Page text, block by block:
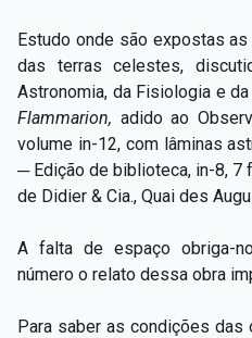
Estudo onde são expostas
das terras celestes,
Astronomia, da Fisiologia e
Flammarion, adido ao
volume in-12, com lâminas
─ Edição de biblioteca, in-8, 7
de Didier & Cia., Quai des
A falta de espaço obriga-
número o relato dessa obra
Para saber as condições das